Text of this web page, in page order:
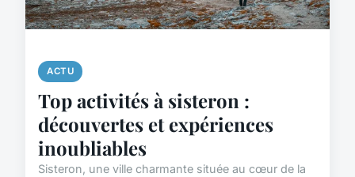
ACTU
Top activités à sisteron :
découvertes et expériences
inoubliables
Sisteron, une ville charmante située au cœur de la